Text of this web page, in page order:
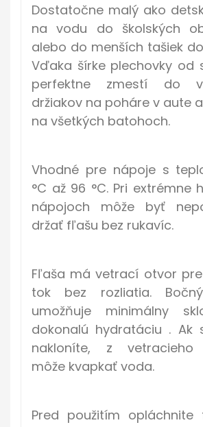
Dostatočne malý ako
na vodu do školských
alebo do menších tašiek
Vďaka šírke plechovky od
perfektne zmestí do
držiakov na poháre v aute
na všetkých batohoch.
Vhodné pre nápoje s
°C až 96 °C. Pri extrémne
nápojoch môže byť
držať fľašu bez rukavíc.
Fľaša má vetrací otvor
tok bez rozliatia.
umožňuje minimálny
dokonalú hydratáciu . Ak
nakloníte, z vetracieho
môže kvapkať voda.
Pred použitím